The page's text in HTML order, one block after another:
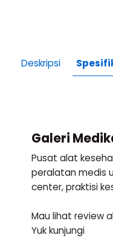
Deskripsi
Galeri
Pusat alat
peralatan medis
center, praktisi
Mau lihat review
Yuk kunjungi